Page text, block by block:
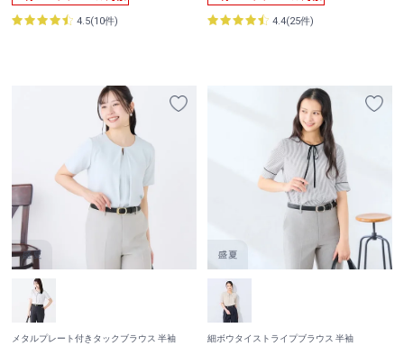
4.5(10件) 4.4(25件)
メタルプレート付きタックブラウス 半袖 細ボウタイストライプブラウス 半袖